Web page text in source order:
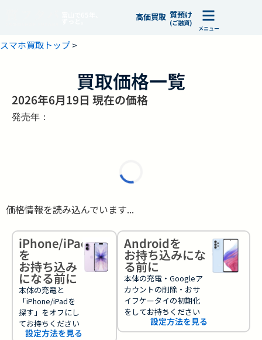
高価買取 質預け
(ご融資)
メニュー
スマホ買取トップ>
買取価格一覧
2026年6月19日 現在の価格
発売年：
価格情報を読み込んでいます...
iPhone/iPad
を
お持ち込み
になる前に
本体の充電と
「iPhone/iPadを
探す」をオフにし
てお持ちください
設定方法を見る
Androidを
お持ち込みにな
る前に
本体の充電・Googleア
カウントの削除・おサ
イフケータイの初期化
をしてお持ちください
設定方法を見る